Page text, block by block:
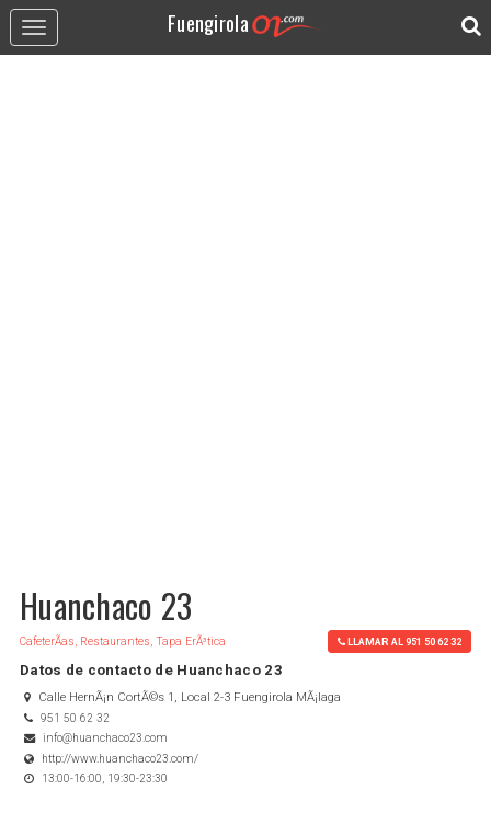
Toggle
navigation
Fuengirola
Huanchaco 23
CafeterÃ­as, Restaurantes, Tapa ErÃ³tica LLAMAR AL 951 50 62 32
Datos de contacto de Huanchaco 23
Calle HernÃ¡n CortÃ©s 1, Local 2-3 Fuengirola MÃ¡laga
951 50 62 32
info@huanchaco23.com
http://www.huanchaco23.com/
13:00-16:00, 19:30-23:30